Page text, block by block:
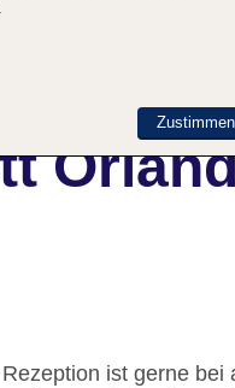
ist gerne bei
Zustimmen